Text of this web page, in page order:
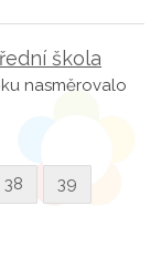
škola
nasměrovalo
38 39